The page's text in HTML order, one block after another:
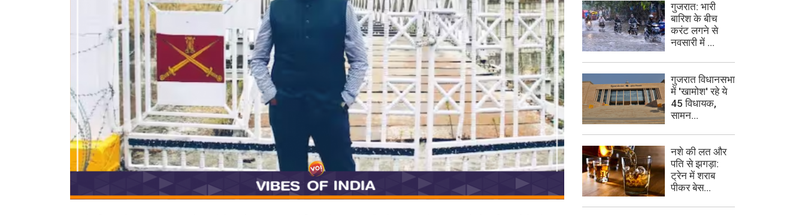
गुजरात: भारी
बारिश के बीच
करंट लगने से
नवसारी में ...
गुजरात विधानसभा
में 'खामोश' रहे ये
45 विधायक,
सामन...
नशे की लत और
पति से झगड़ा:
ट्रेन में शराब
पीकर बेस...